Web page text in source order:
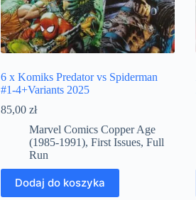
6 x Komiks Predator vs Spiderman
#1-4+Variants 2025
85,00 zł
Marvel Comics Copper Age
(1985-1991), First Issues, Full
Run
Dodaj do koszyka